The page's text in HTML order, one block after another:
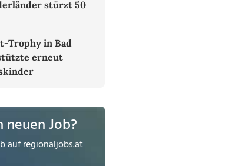
stürzt 50
Trophy in Bad
erneut
neuen Job?
aufregionaljobs.at